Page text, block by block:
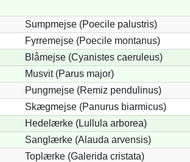
Sumpmejse (Poecile palustris)
Fyrremejse (Poecile montanus)
Blåmejse (Cyanistes caeruleus)
Musvit (Parus major)
Pungmejse (Remiz pendulinus)
Skægmejse (Panurus biarmicus)
Hedelærke (Lullula arborea)
Sanglærke (Alauda arvensis)
Toplærke (Galerida cristata)